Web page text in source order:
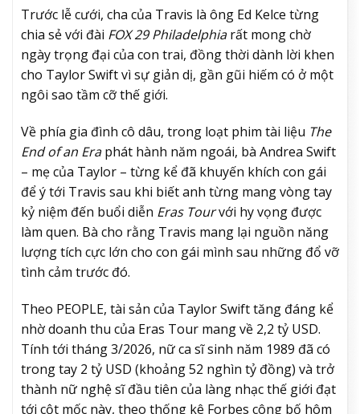
Trước lễ cưới, cha của Travis là ông Ed Kelce từng
chia sẻ với đài FOX 29 Philadelphiarất mong chờ
ngày trọng đại của con trai, đồng thời dành lời khen
cho Taylor Swift vì sự giản dị, gần gũi hiếm có ở một
ngôi sao tầm cỡ thế giới.
Về phía gia đình cô dâu, trong loạt phim tài liệu The
End of an Eraphát hành năm ngoái, bà Andrea Swift
– mẹ của Taylor – từng kể đã khuyến khích con gái
để ý tới Travis sau khi biết anh từng mang vòng tay
kỷ niệm đến buổi diễn Eras Tourvới hy vọng được
làm quen. Bà cho rằng Travis mang lại nguồn năng
lượng tích cực lớn cho con gái mình sau những đổ vỡ
tình cảm trước đó.
Theo PEOPLE, tài sản của Taylor Swift tăng đáng kể
nhờ doanh thu của Eras Tour mang về 2,2 tỷ USD.
Tính tới tháng 3/2026, nữ ca sĩ sinh năm 1989 đã có
trong tay 2 tỷ USD (khoảng 52 nghìn tỷ đồng) và trở
thành nữ nghệ sĩ đầu tiên của làng nhạc thế giới đạt
tới cột mốc này, theo thống kê Forbes công bố hôm